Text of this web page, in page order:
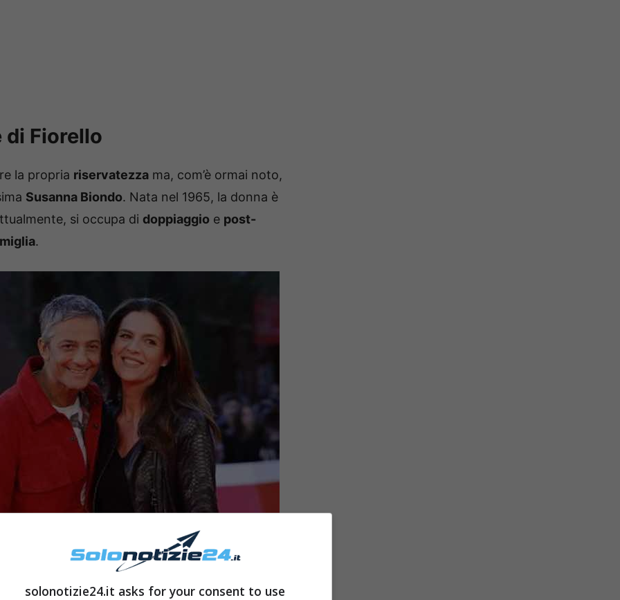
di Fiorello
la propria riservatezza ma, com’è ormai noto,
Susanna Biondo. Nata nel 1965, la donna è
si occupa di doppiaggio e post-
.
solonotizie24.it asks for your consent to use